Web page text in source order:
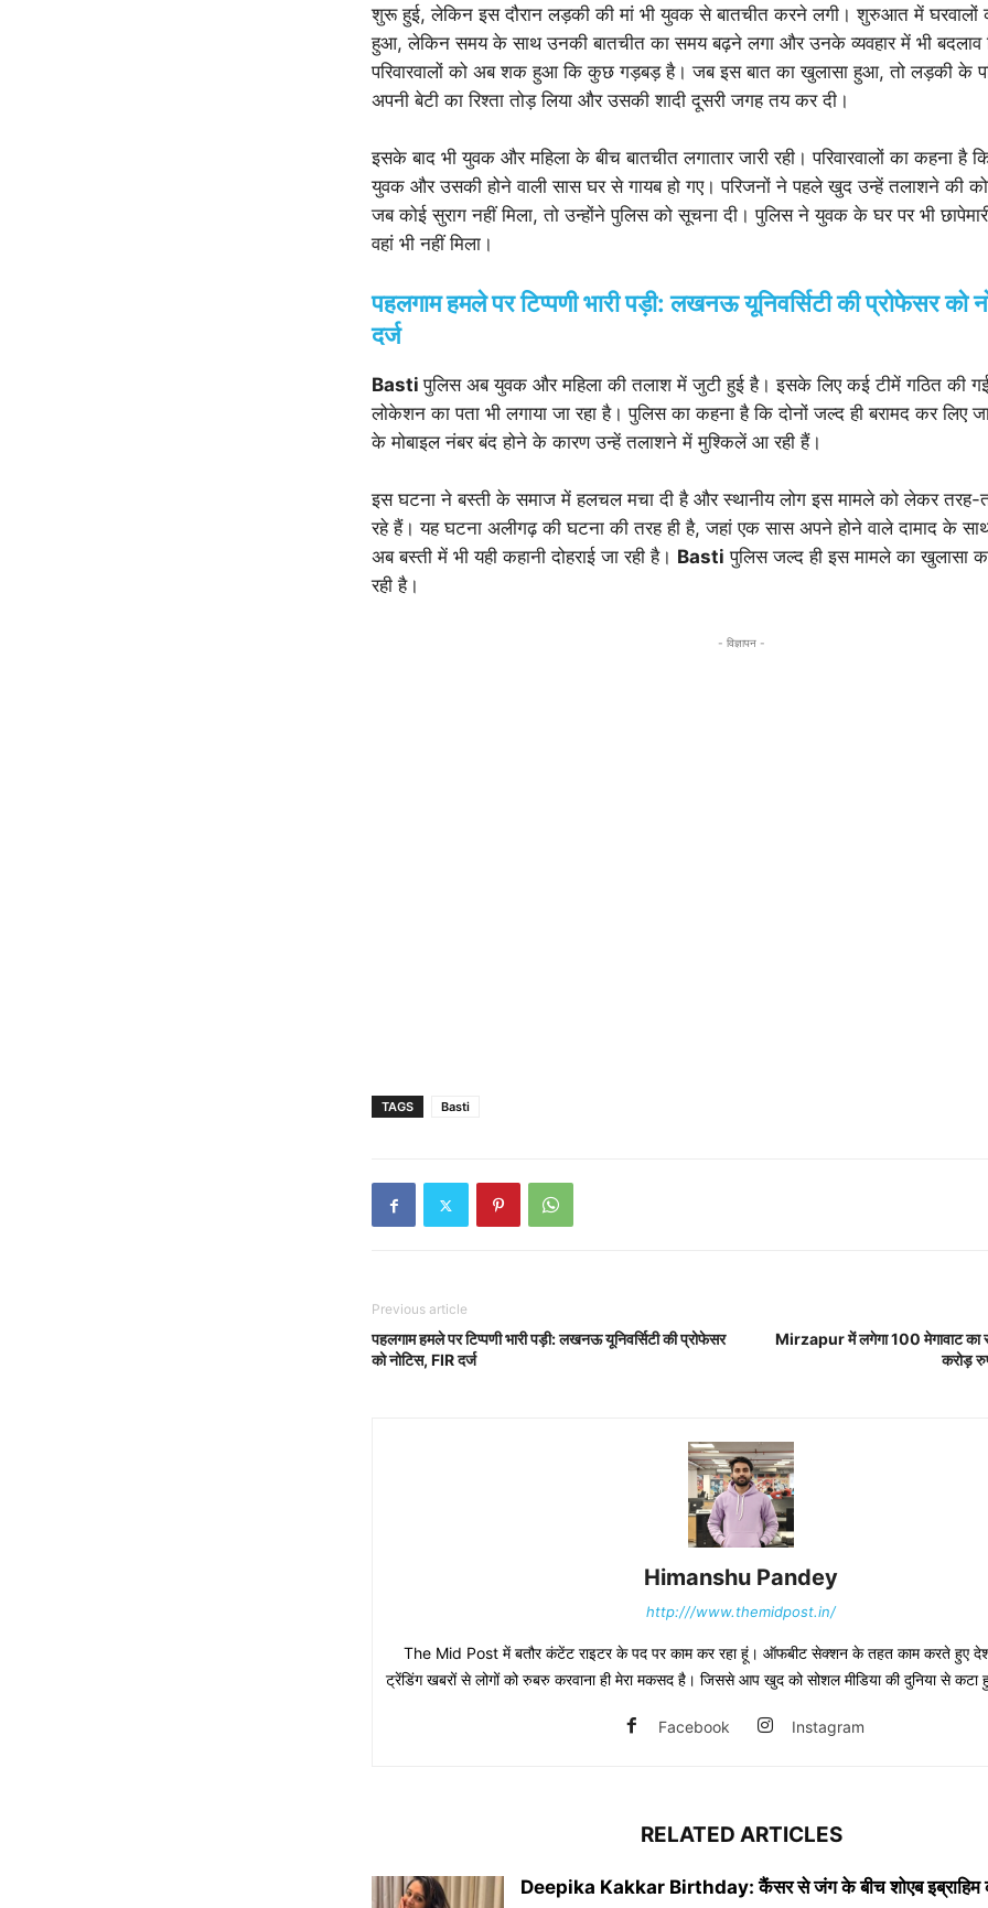
शुरू हुई, लेकिन इस दौरान लड़की की मां भी युवक से बातचीत करने लगी। शुरुआत में घरवालों
हुआ, लेकिन समय के साथ उनकी बातचीत का समय बढ़ने लगा और उनके व्यवहार में भी बदलाव
परिवारवालों को अब शक हुआ कि कुछ गड़बड़ है। जब इस बात का खुलासा हुआ, तो लड़की के
अपनी बेटी का रिश्ता तोड़ लिया और उसकी शादी दूसरी जगह तय कर दी।
इसके बाद भी युवक और महिला के बीच बातचीत लगातार जारी रही। परिवारवालों का कहना है
युवक और उसकी होने वाली सास घर से गायब हो गए। परिजनों ने पहले खुद उन्हें तलाशने की
जब कोई सुराग नहीं मिला, तो उन्होंने पुलिस को सूचना दी। पुलिस ने युवक के घर पर भी
वहां भी नहीं मिला।
पहलगाम हमले पर टिप्पणी भारी पड़ी: लखनऊ यूनिवर्सिटी की प्रोफेसर को
दर्ज
Bastiपुलिस अब युवक और महिला की तलाश में जुटी हुई है। इसके लिए कई टीमें गठित की
लोकेशन का पता भी लगाया जा रहा है। पुलिस का कहना है कि दोनों जल्द ही बरामद कर लिए
के मोबाइल नंबर बंद होने के कारण उन्हें तलाशने में मुश्किलें आ रही हैं।
इस घटना ने बस्ती के समाज में हलचल मचा दी है और स्थानीय लोग इस मामले को लेकर तरह-
रहे हैं। यह घटना अलीगढ़ की घटना की तरह ही है, जहां एक सास अपने होने वाले दामाद के
अब बस्ती में भी यही कहानी दोहराई जा रही है। Basti पुलिस जल्द ही इस मामले का खुलासा
रही है।
- विज्ञापन -
TAGS Basti
Previous article
पहलगाम हमले पर टिप्पणी भारी पड़ी: लखनऊ यूनिवर्सिटी की प्रोफेसर
को नोटिस, FIR दर्ज
Mirzapur में लगेगा 100 मेगावाट का
करोड़
Himanshu Pandey
http:///www.themidpost.in/
The Mid Post में बतौर कंटेंट राइटर के पद पर काम कर रहा हूं। ऑफबीट सेक्शन के तहत काम करते हुए देश-
ट्रेंडिंग खबरों से लोगों को रुबरु करवाना ही मेरा मकसद है। जिससे आप खुद को सोशल मीडिया की दुनिया से
Facebook Instagram
RELATED ARTICLES
Deepika Kakkar Birthday: कैंसर से जंग के बीच शोएब इब्राहिम